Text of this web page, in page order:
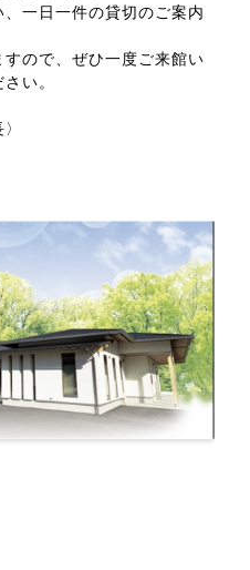
一日一件の貸切のご案内
ので、ぜひ一度ご来館い
い。